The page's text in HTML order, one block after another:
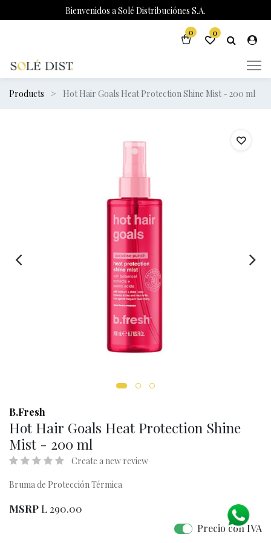
Bienvenidos a Solé Distribuciónes S.A.
0 0
Products Hot Hair Goals Heat Protection Shine Mist - 200 ml
B.Fresh
Hot Hair Goals Heat Protection Shine
Mist - 200 ml
Create a new review
Bruma de Protección Térmica
MSRPL 290.00
Precio con IVA